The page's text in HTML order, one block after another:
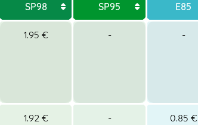
SP98 SP95 E85
1.95 € - -
1.92 € - 0.85 €